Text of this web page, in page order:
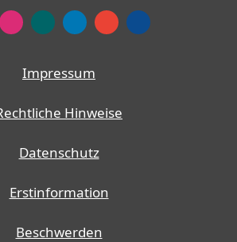
Impressum
Hinweise
Datenschutz
Erstinformation
Beschwerden